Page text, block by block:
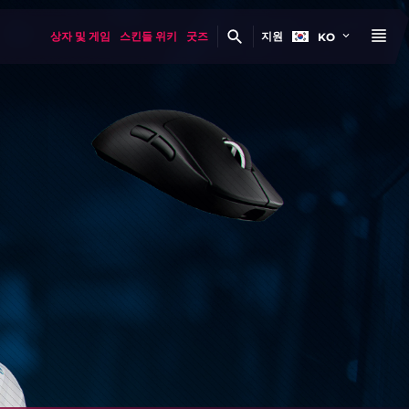
상자 및 게임 스킨들 위키 굿즈 지원 KO